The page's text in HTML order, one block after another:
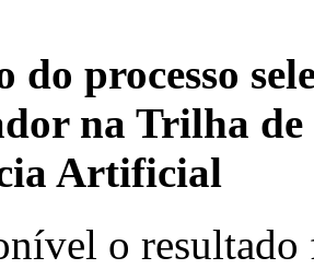
do processo
na Trilha de
Artificial
o resultado